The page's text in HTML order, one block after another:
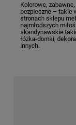
Kolorowe,
bezpieczne – takie
stronach sklepu
najmłodszych
skandynawskie
łóżka-domki,
innych.